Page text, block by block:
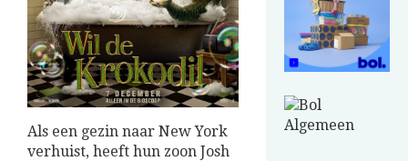
Als een gezin naar New York
verhuist, heeft hun zoon Josh